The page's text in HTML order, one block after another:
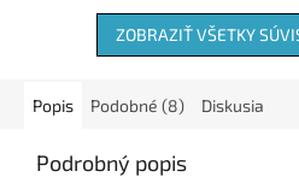
ZOBRAZIŤ VŠETKY
Popis Podobné (8) Diskusia
Podrobný popis